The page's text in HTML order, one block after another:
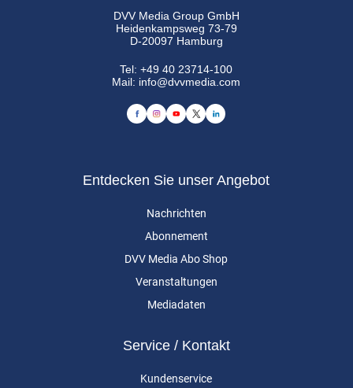
DVV Media Group GmbH
Heidenkampsweg 73-79
D-20097 Hamburg
Tel:+49 40 23714-100
Mail: info@dvvmedia.com
Entdecken Sie unser Angebot
Nachrichten
Abonnement
DVV Media Abo Shop
Veranstaltungen
Mediadaten
Service / Kontakt
Kundenservice